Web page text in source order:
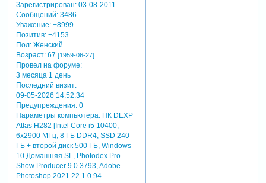
Зарегистрирован: 03-08-2011
Сообщений:3486
Уважение: +8999
Позитив: +4153
Пол:Женский
Возраст:67 [1959-06-27]
Провел на форуме:
3 месяца 1 день
Последний визит:
09-05-2026 14:52:34
Предупреждения:0
Параметры компьютера:ПК DEXP
Atlas H282 [Intel Core i5 10400,
6x2900 МГц, 8 ГБ DDR4, SSD 240
ГБ + второй диск 500 ГБ, Windows
10 Домашняя SL, Photodex Pro
Show Producer 9.0.3793, Adobe
Photoshop 2021 22.1.0.94